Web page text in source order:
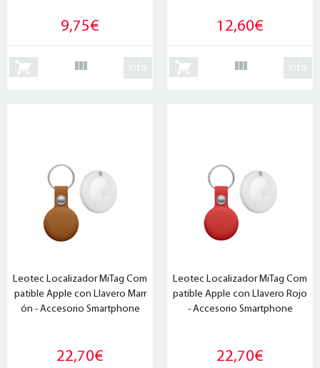
9,75€
info
12,60€
info
Leotec Localizador MiTag Com
patible Apple con Llavero Marr
ón - Accesorio Smartphone
22,70€
Leotec Localizador MiTag Com
patible Apple con Llavero Rojo
- Accesorio Smartphone
22,70€